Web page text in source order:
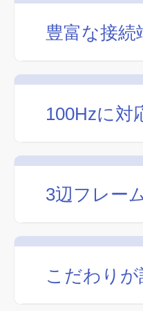
豊富な接続
100Hzに対
3辺フレー
こだわり